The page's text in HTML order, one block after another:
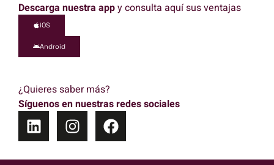
Descarga nuestra appy consulta aquí sus ventajas
iOS
Android
¿Quieres saber más?
Síguenos en nuestras redes sociales